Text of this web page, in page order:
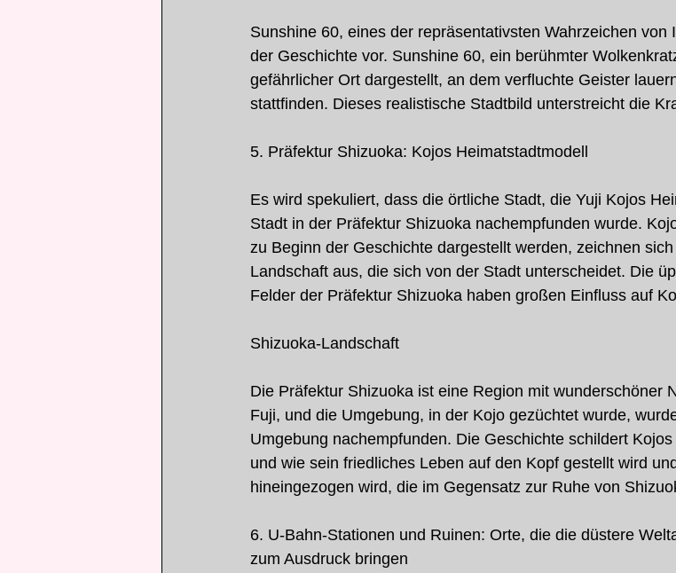
Sunshine 60, eines der repräsentativsten Wahrzeichen von
der Geschichte vor. Sunshine 60, ein berühmter
gefährlicher Ort dargestellt, an dem verfluchte Geister
stattfinden. Dieses realistische Stadtbild unterstreicht die
5. Präfektur Shizuoka: Kojos Heimatstadtmodell
Es wird spekuliert, dass die örtliche Stadt, die Yuji Kojos
Stadt in der Präfektur Shizuoka nachempfunden wurde.
zu Beginn der Geschichte dargestellt werden, zeichnen
Landschaft aus, die sich von der Stadt unterscheidet. Die
Felder der Präfektur Shizuoka haben großen Einfluss auf
Shizuoka-Landschaft
Die Präfektur Shizuoka ist eine Region mit wunderschöner
Fuji, und die Umgebung, in der Kojo gezüchtet wurde,
Umgebung nachempfunden. Die Geschichte schildert
und wie sein friedliches Leben auf den Kopf gestellt wird
hineingezogen wird, die im Gegensatz zur Ruhe von
6. U-Bahn-Stationen und Ruinen: Orte, die die düstere
zum Ausdruck bringen